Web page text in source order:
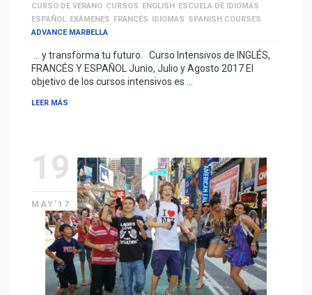
CURSO DE VERANO CURSOS ENGLISH ESCUELA DE IDIOMAS
ESPAÑOL
EXÁMENES FRANCÉS IDIOMAS SPANISH COURSES
ADVANCE MARBELLA
… y transforma tu futuro. Curso Intensivos de INGLÉS,
FRANCÉS Y ESPAÑOL Junio, Julio y Agosto 2017 El
objetivo de los cursos intensivos es …
LEER MÁS
19
MAY'17